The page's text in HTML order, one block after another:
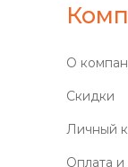
О
Скидки
Личный
Оплата и